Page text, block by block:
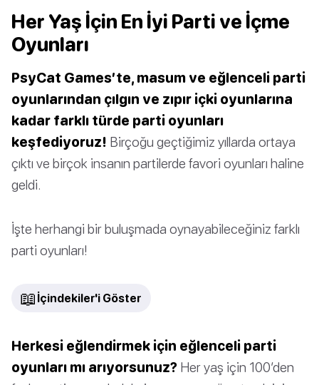
Her Yaş İçin En İyi Parti ve İçme
Oyunları
PsyCat Games’te, masum ve eğlenceli parti
oyunlarından çılgın ve zıpır içki oyunlarına
kadar farklı türde parti oyunları
keşfediyoruz! Birçoğu geçtiğimiz yıllarda ortaya
çıktı ve birçok insanın partilerde favori oyunları haline
geldi.
İşte herhangi bir buluşmada oynayabileceğiniz farklı
parti oyunları!
📖 İçindekiler'i Göster
Herkesi eğlendirmek için eğlenceli parti
oyunları mı arıyorsunuz? Her yaş için 100’den